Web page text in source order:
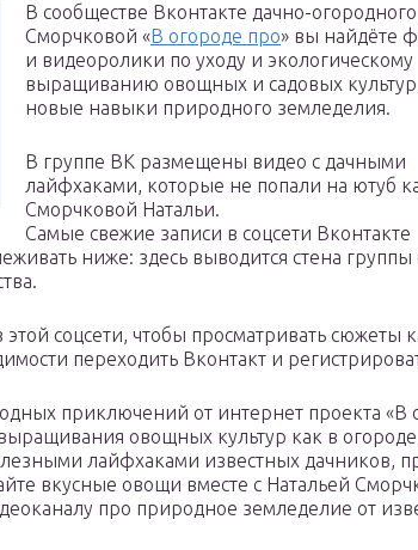
В сообществе Вконтакте дачно-
Сморчковой «В огороде про» вы найдёте
и видеоролики по уходу и экологическому
выращиванию овощных и садовых
новые навыки природного земледелия.
В группе ВК размещены видео с дачными
лайфхаками, которые не попали на ютуб
Сморчковой Натальи.
Самые свежие записи в соцсети Вконтакте
ниже: здесь выводится стена группы
соцсети, чтобы просматривать сюжеты
переходить Вконтакт и
приключений от интернет проекта «В
овощных культур как в
лайфхаками известных дачников,
вкусные овощи вместе с Натальей
про природное земледелие от